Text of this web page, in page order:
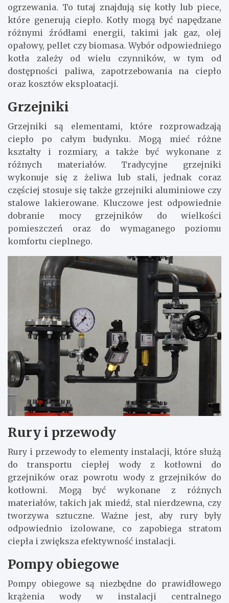
ogrzewania. To tutaj znajdują się kotły lub piece,
które generują ciepło. Kotły mogą być napędzane
różnymi źródłami energii, takimi jak gaz, olej
opałowy, pellet czy biomasa. Wybór odpowiedniego
kotła zależy od wielu czynników, w tym od
dostępności paliwa, zapotrzebowania na ciepło
oraz kosztów eksploatacji.
Grzejniki
Grzejniki są elementami, które rozprowadzają
ciepło po całym budynku. Mogą mieć różne
kształty i rozmiary, a także być wykonane z
różnych materiałów. Tradycyjne grzejniki
wykonuje się z żeliwa lub stali, jednak coraz
częściej stosuje się także grzejniki aluminiowe czy
stalowe lakierowane. Kluczowe jest odpowiednie
dobranie mocy grzejników do wielkości
pomieszczeń oraz do wymaganego poziomu
komfortu cieplnego.
Rury i przewody
Rury i przewody to elementy instalacji, które służą
do transportu ciepłej wody z kotłowni do
grzejników oraz powrotu wody z grzejników do
kotłowni. Mogą być wykonane z różnych
materiałów, takich jak miedź, stal nierdzewna, czy
tworzywa sztuczne. Ważne jest, aby rury były
odpowiednio izolowane, co zapobiega stratom
ciepła i zwiększa efektywność instalacji.
Pompy obiegowe
Pompy obiegowe są niezbędne do prawidłowego
krążenia wody w instalacji centralnego